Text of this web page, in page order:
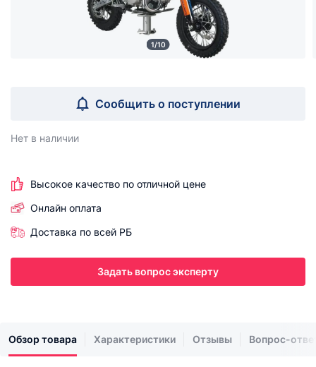
1/10
Сообщить о поступлении
Нет в наличии
Высокое качество по отличной цене
Онлайн оплата
Доставка по всей РБ
Задать вопрос эксперту
Обзор товара Характеристики Отзывы Вопрос-